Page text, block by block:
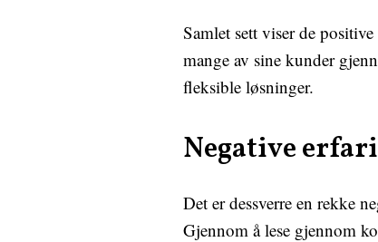
Samlet sett viser de
mange av sine kunder
fleksible løsninger.
Negative
Det er dessverre en rekke
Gjennom å lese gjennom